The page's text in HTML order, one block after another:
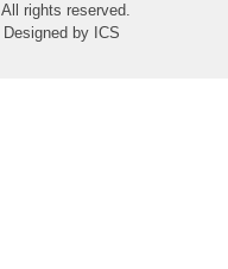
rights reserved.
Designed by ICS